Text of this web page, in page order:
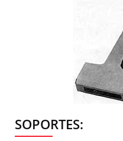
SOPORTES: